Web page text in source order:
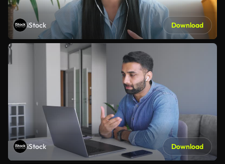
iStock Download
iStock Download